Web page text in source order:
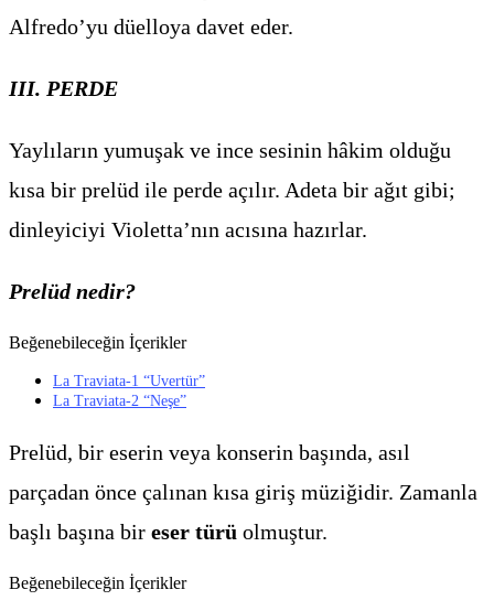
Alfredo’yu düelloya davet eder.
III. PERDE
Yaylıların yumuşak ve ince sesinin hâkim olduğu
kısa bir prelüd ile perde açılır. Adeta bir ağıt gibi;
dinleyiciyi Violetta’nın acısına hazırlar.
Prelüd nedir?
Beğenebileceğin İçerikler
La Traviata-1 “Uvertür”
La Traviata-2 “Neşe”
Prelüd, bir eserin veya konserin başında, asıl
parçadan önce çalınan kısa giriş müziğidir. Zamanla
başlı başına bir eser türü olmuştur.
Beğenebileceğin İçerikler